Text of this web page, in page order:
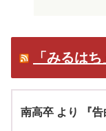
「みるは
南高卒 より 『